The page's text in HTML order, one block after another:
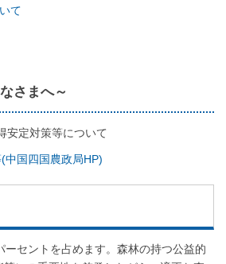
て
さまへ～
安定対策等について
中国四国農政局HP)
ーセントを占めます。森林の持つ公益的